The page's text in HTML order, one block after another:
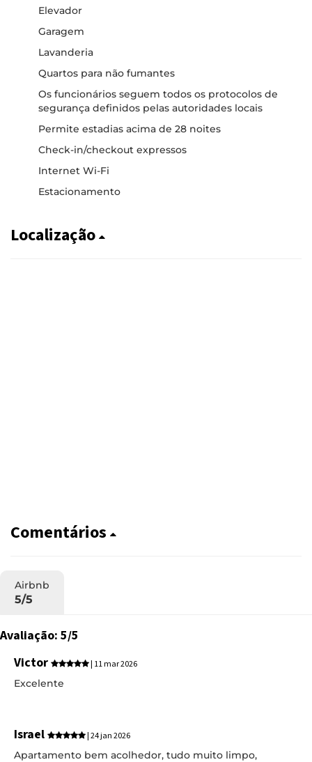
Elevador
Garagem
Lavanderia
Quartos para não fumantes
Os funcionários seguem todos os protocolos de
segurança definidos pelas autoridades locais
Permite estadias acima de 28 noites
Check-in/checkout expressos
Internet Wi-Fi
Estacionamento
Localização
Comentários
Airbnb
5/5
Avaliação: 5/5
Victor
| 11 mar 2026
Excelente
Israel | 24 jan 2026
Apartamento bem acolhedor, tudo muito limpo,